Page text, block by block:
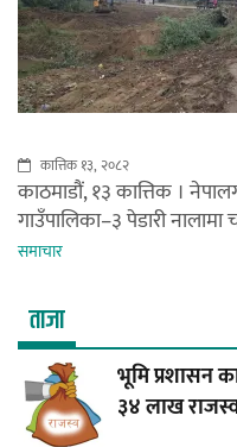
कात्तिक १३, २०८२
काठमाडौं, १३ कात्तिक ।
गाउँपालिका–३ पेडारी
समाचार
ताजा
भूमि प्रशासन
३४ लाख